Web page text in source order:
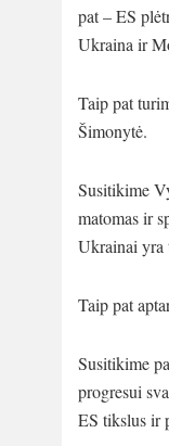
pat – ES
Ukraina ir
Taip pat
Šimonytė.
Susitikime
matomas ir
Ukrainai yra
Taip pat
Susitikime
progresui
ES tikslus ir